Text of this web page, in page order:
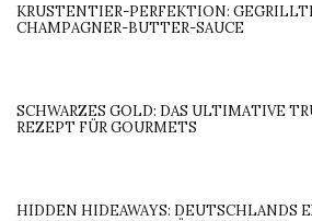
KRUSTENTIER-PERFEKTION:
CHAMPAGNER-BUTTER-SAUCE
SCHWARZES GOLD: DAS ULTIMATIVE
REZEPT FÜR GOURMETS
HIDDEN HIDEAWAYS: DEUTSCHLANDS